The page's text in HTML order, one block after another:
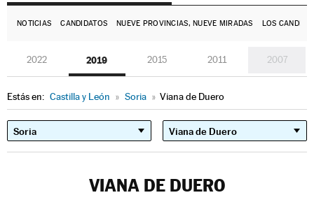
NOTICIAS CANDIDATOS NUEVE PROVINCIAS, NUEVE MIRADAS LOS
2022 2019 2015 2011 2007
Estás en: Castilla y León » Soria » Viana de Duero
VIANA DE DUERO